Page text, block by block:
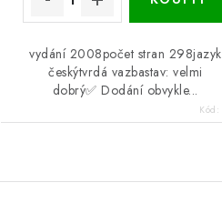
vydání 2008počet stran 298jazyk
českýtvrdá vazbastav: velmi
dobrý✅ Dodání obvykle...
Kód: